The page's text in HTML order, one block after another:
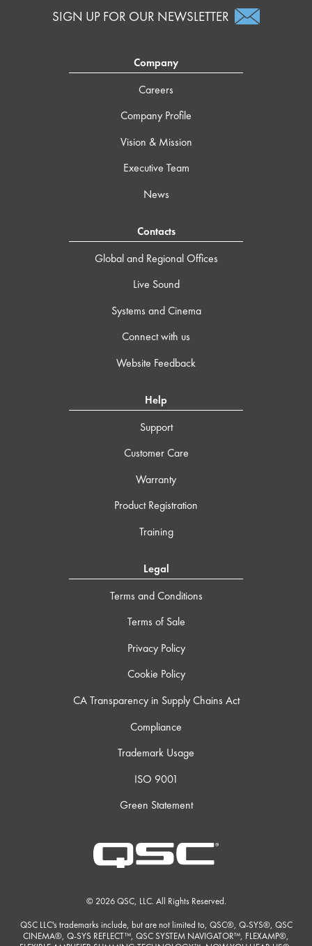
SIGN UP FOR OUR NEWSLETTER
Company
Careers
Company Profile
Vision & Mission
Executive Team
News
Contacts
Global and Regional Offices
Live Sound
Systems and Cinema
Connect with us
Website Feedback
Help
Support
Customer Care
Warranty
Product Registration
Training
Legal
Terms and Conditions
Terms of Sale
Privacy Policy
Cookie Policy
CA Transparency in Supply Chains Act
Compliance
Trademark Usage
ISO 9001
Green Statement
© 2026 QSC, LLC. All Rights Reserved.
QSC LLC's trademarks include, but are not limited to, QSC®, Q-SYS®, QSC
CINEMA®, Q-SYS REFLECT™, QSC SYSTEM NAVIGATOR™, FLEXAMP®,